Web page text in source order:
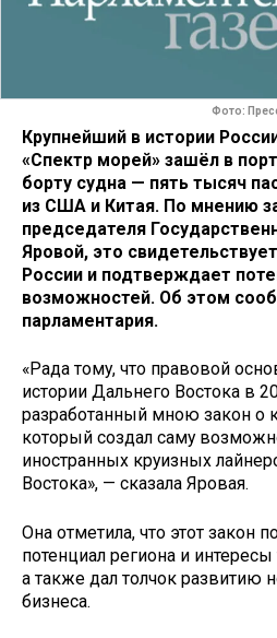
Фото:
Крупнейший в истории
«Спектр морей» зашёл в
борту судна — пять тысяч
из США и Китая. По мнению
председателя
Яровой, это
России и подтверждает
возможностей. Об этом
парламентария.
«Рада тому, что правовой
истории Дальнего Востока в
разработанный мною закон о
который создал саму
иностранных круизных
Востока», — сказала Яровая.
Она отметила, что этот закон
потенциал региона и
а также дал толчок развитию
бизнеса.